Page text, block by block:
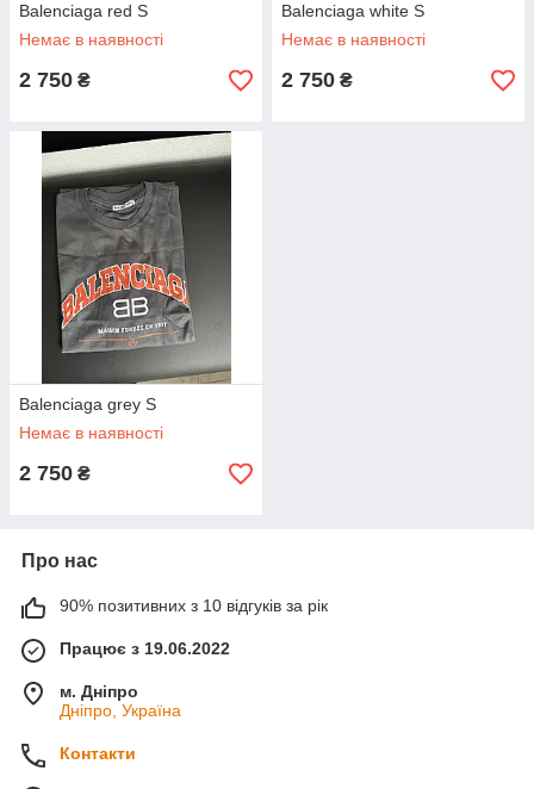
Balenciaga red S
Немає в наявності
2 750 ₴
Balenciaga white S
Немає в наявності
2 750 ₴
Balenciaga grey S
Немає в наявності
2 750 ₴
Про нас
90% позитивних з 10 відгуків за рік
Працює з 19.06.2022
м. Дніпро
Дніпро, Україна
Контакти